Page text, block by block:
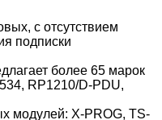
с отсутствием
подписки
более 65 марок
RP1210/D-PDU,
модулей: X-PROG, TS-